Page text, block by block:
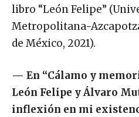
libro “León Felipe”
Metropolitana-
de México, 2021).
— En “Cálamo y
León Felipe y Álvaro
inflexión en mi